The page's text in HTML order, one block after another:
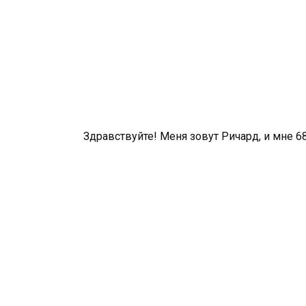
Здравствуйте! Меня зовут Ричард, и мне